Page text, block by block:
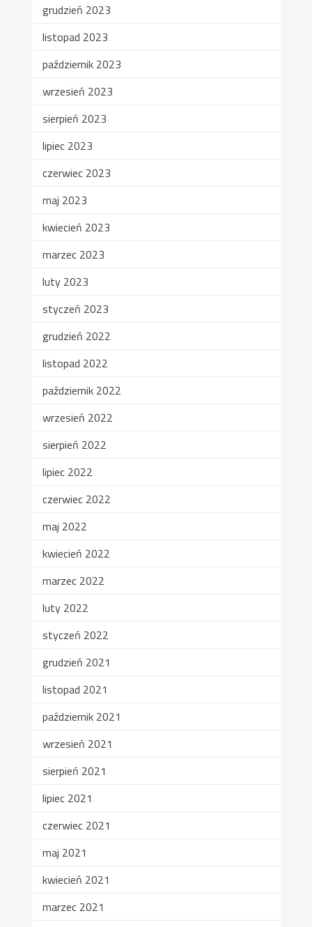
grudzień 2023
listopad 2023
październik 2023
wrzesień 2023
sierpień 2023
lipiec 2023
czerwiec 2023
maj 2023
kwiecień 2023
marzec 2023
luty 2023
styczeń 2023
grudzień 2022
listopad 2022
październik 2022
wrzesień 2022
sierpień 2022
lipiec 2022
czerwiec 2022
maj 2022
kwiecień 2022
marzec 2022
luty 2022
styczeń 2022
grudzień 2021
listopad 2021
październik 2021
wrzesień 2021
sierpień 2021
lipiec 2021
czerwiec 2021
maj 2021
kwiecień 2021
marzec 2021